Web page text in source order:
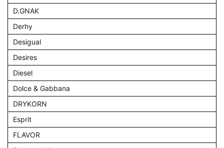
D.GNAK
Derhy
Desigual
Desires
Diesel
Dolce & Gabbana
DRYKORN
Esprit
FLAVOR